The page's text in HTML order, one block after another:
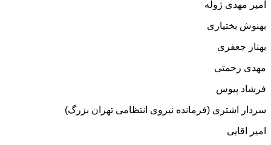
امیر مهدی ژوله
بهنوش بختیاری
بهناز جعفری
مهدی رحمتی
فرشاد پیوس
سردار اشتری (فرمانده نیروی انتظامی تهران بزرگ)
امیر اقایی